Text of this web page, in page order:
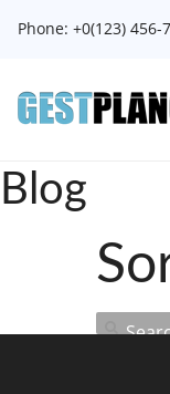
Phone: +0(123) 456-
Blog